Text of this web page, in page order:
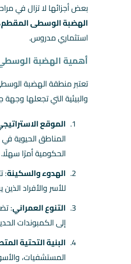
بعض أجزائها لا تزال في
الهضبة الوسطى المقطم
استثماري مدروس.
أهمية الهضبة
تعتبر منطقة الهضبة
والبيئية التي تجعلها
الموقع
المناطق الحيوية
الحكومية أمرًا سهلًا.
الهدوء والسكينة:
للأسر والأفراد
التنوع العمراني:
إلى الكمبوندات
البنية التحتية
المستشفيات،